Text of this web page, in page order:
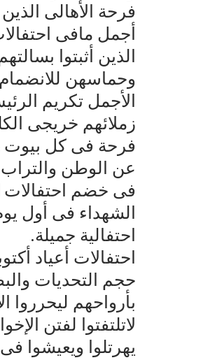
فرحة الأهالى
أجمل مافى
الذين أثبتوا
وحماسهن
الأجمل تكريم
زملائهم خريجى
فرحة فى كل بيوت
عن الوطن
فى خضم احتفالات
الشهداء فى أول
احتفالية جميلة.
احتفالات أعياد
حجم التحديات
بأرواحهم
لاتلتفتوا لفتن
يهرتلوا ويعيشوا